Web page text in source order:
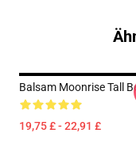
Balsam Moonrise Tall
19,75 £ - 22,91 £